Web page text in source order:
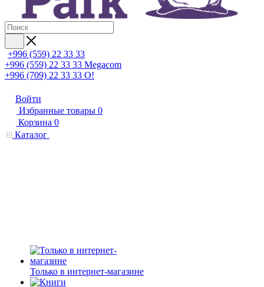
+996 (559) 22 33 33
+996 (559) 22 33 33 Megacom
+996 (709) 22 33 33 O!
Войти
Избранные товары 0
Корзина 0
Каталог
Только в интернет-магазине